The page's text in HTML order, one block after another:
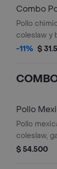
Combo
Bebida
Pollo
coleslaw y
-11% $
Pollo
Galleta
Pollo
coleslaw,
elección.
$ 54.500